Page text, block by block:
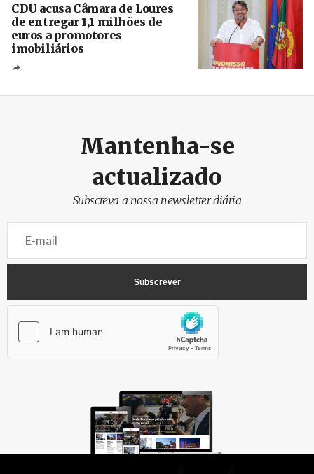
CDU acusa Câmara de Loures
de entregar 1,1 milhões de
euros a promotores
imobiliários
Mantenha-se
actualizado
Subscreva a nossa newsletter diária